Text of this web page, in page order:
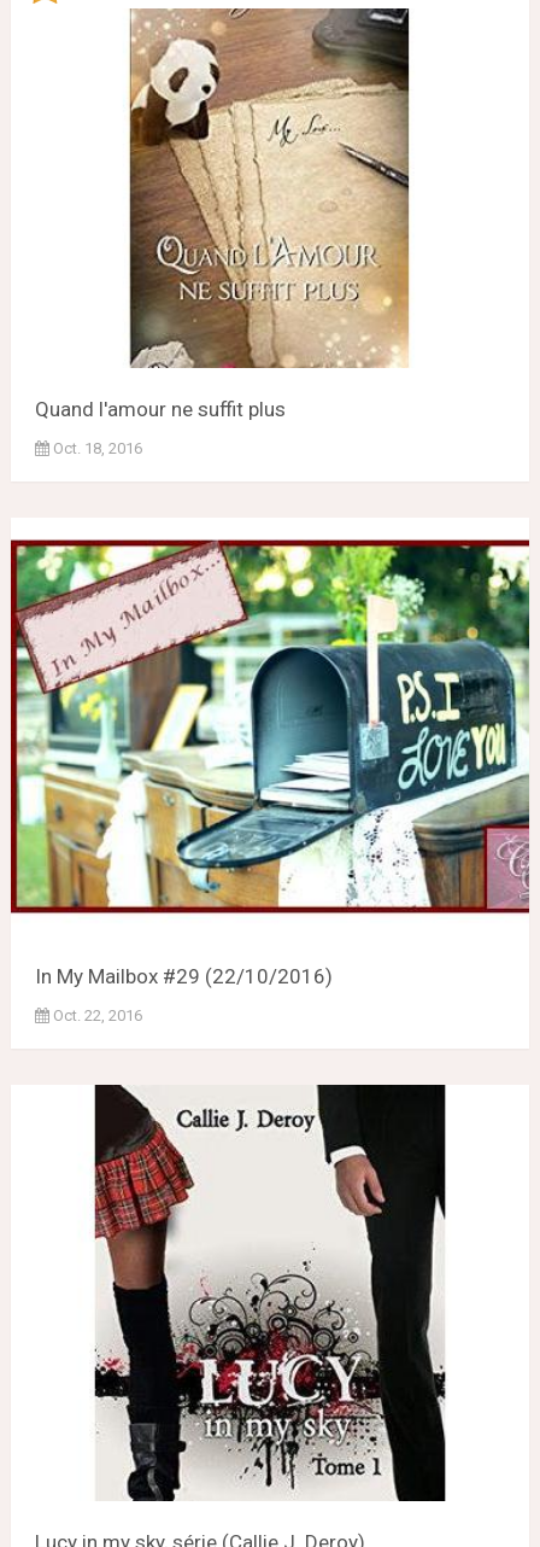
Quand l'amour ne suffit plus
Oct. 18, 2016
In My Mailbox #29 (22/10/2016)
Oct. 22, 2016
Lucy in my sky, série (Callie J. Deroy)